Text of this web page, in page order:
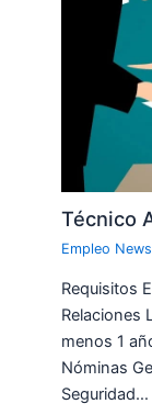
Técnico
Empleo News
Requisitos
Relaciones
menos 1
Nóminas
Seguridad…